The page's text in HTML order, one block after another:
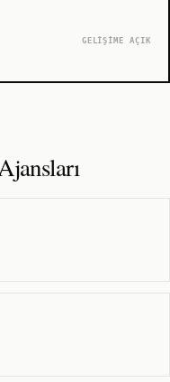
GELİŞİME AÇIK